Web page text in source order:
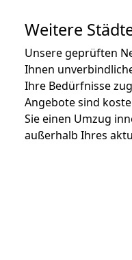
Weitere
Unsere geprüften
Ihnen
Ihre Bedürfnisse
Angebote sind
Sie einen Umzug
außerhalb Ihres